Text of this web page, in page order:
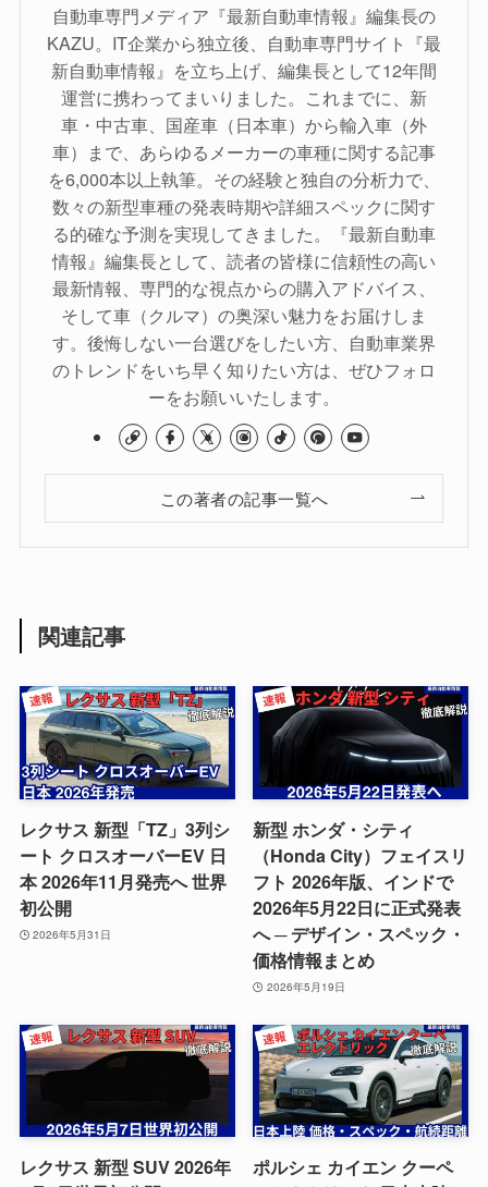
自動車専門メディア『最新自動車情報』編集長の
KAZU。IT企業から独立後、自動車専門サイト『最
新自動車情報』を立ち上げ、編集長として12年間
運営に携わってまいりました。これまでに、新
車・中古車、国産車（日本車）から輸入車（外
車）まで、あらゆるメーカーの車種に関する記事
を6,000本以上執筆。その経験と独自の分析力で、
数々の新型車種の発表時期や詳細スペックに関す
る的確な予測を実現してきました。『最新自動車
情報』編集長として、読者の皆様に信頼性の高い
最新情報、専門的な視点からの購入アドバイス、
そして車（クルマ）の奥深い魅力をお届けしま
す。後悔しない一台選びをしたい方、自動車業界
のトレンドをいち早く知りたい方は、ぜひフォロ
ーをお願いいたします。
この著者の記事一覧へ
関連記事
レクサス 新型「TZ」3列シ
ート クロスオーバーEV 日
本 2026年11月発売へ 世界
初公開
2026年5月31日
新型 ホンダ・シティ
（Honda City）フェイスリ
フト 2026年版、インドで
2026年5月22日に正式発表
へ ─ デザイン・スペック・
価格情報まとめ
2026年5月19日
レクサス 新型 SUV 2026年
ポルシェ カイエン クーペ